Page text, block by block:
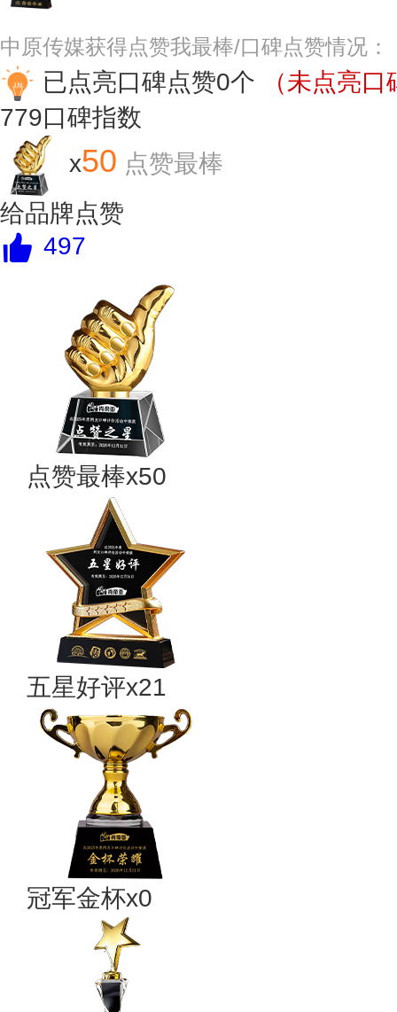
中原传媒获得点赞我最棒/口碑点赞情况：
已点亮口碑点赞0个
（未点亮
779口碑指数
x50 点赞最棒
给品牌点赞
497
点赞最棒x50
五星好评x21
冠军金杯x0